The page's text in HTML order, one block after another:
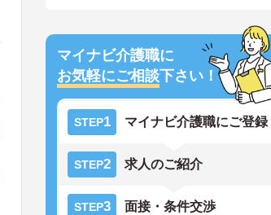
マイナビ介護職に
お気軽にご相談下さい！
STEP1 マイナビ介護職にご登録
STEP2 求人のご紹介
STEP3 面接・条件交渉